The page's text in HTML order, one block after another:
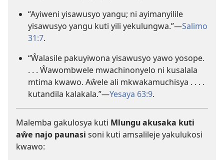
“Ayiweni yisawusyo yangu; ni ayimanyilile
yisawusyo yangu kuti yili yekulungwa.”—Salimo
31:7.
“Ŵalasile pakuyiwona yisawusyo yawo yosope.
. . . Ŵawombwele mwachinonyelo ni kusalala
mtima kwawo. Aŵele ali mkwakamuchisya . . . .
kutandila kalakala.”—Yesaya 63:9.
Malemba gakulosya kuti Mlungu akusaka kuti
aŵe najo paunasi soni kuti amsalileje yakulukosi
kwawo: